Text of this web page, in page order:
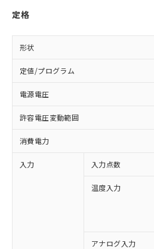
定格
形状
定値/プログラム
電源電圧
許容電圧変動範囲
消費電力
入力 入力点数
温度入力
アナログ入力